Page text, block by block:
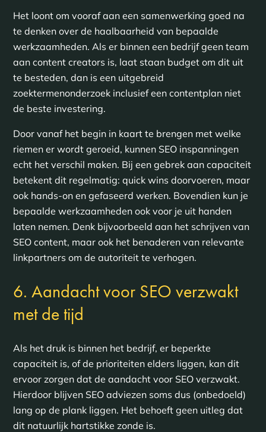
Het loont om vooraf aan een samenwerking goed na
te denken over de haalbaarheid van bepaalde
werkzaamheden. Als er binnen een bedrijf geen team
aan content creators is, laat staan budget om dit uit
te besteden, dan is een uitgebreid
zoektermenonderzoek inclusief een contentplan niet
de beste investering.
Door vanaf het begin in kaart te brengen met welke
riemen er wordt geroeid, kunnen SEO inspanningen
echt het verschil maken. Bij een gebrek aan capaciteit
betekent dit regelmatig: quick wins doorvoeren, maar
ook hands-on en gefaseerd werken. Bovendien kun je
bepaalde werkzaamheden ook voor je uit handen
laten nemen. Denk bijvoorbeeld aan het schrijven van
SEO content, maar ook het benaderen van relevante
linkpartners om de autoriteit te verhogen.
6. Aandacht voor SEO verzwakt
met de tijd
Als het druk is binnen het bedrijf, er beperkte
capaciteit is, of de prioriteiten elders liggen, kan dit
ervoor zorgen dat de aandacht voor SEO verzwakt.
Hierdoor blijven SEO adviezen soms dus (onbedoeld)
lang op de plank liggen. Het behoeft geen uitleg dat
dit natuurlijk hartstikke zonde is.